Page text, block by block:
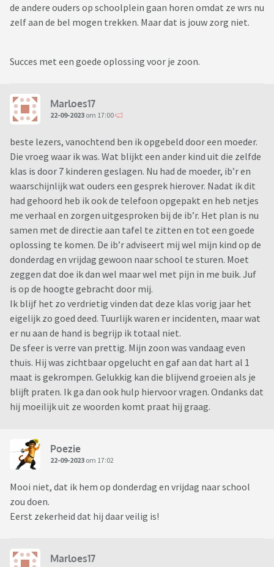
de andere ouders op schoolplein gaan horen omdat ze wrs nu
zelf aan de bel mogen trekken. Maar dat is jouw zorg niet.
Succes met een goede oplossing voor je zoon.
Marloes17
22-09-2023 om 17:00
beste lezers, vanochtend ben ik opgebeld door een moeder.
Die vroeg waar ik was. Wat blijkt een ander kind uit die zelfde
klas is door 7 kinderen geslagen. Nu had de moeder, ib’r en
waarschijnlijk wat ouders een gesprek hierover. Nadat ik dit
had gehoord heb ik ook de telefoon opgepakt en heb netjes
me verhaal en zorgen uitgesproken bij de ib’r. Het plan is nu
samen met de directie aan tafel te zitten en tot een goede
oplossing te komen. De ib’r adviseert mij wel mijn kind op de
donderdag en vrijdag gewoon naar school te sturen. Moet
zeggen dat doe ik dan wel maar wel met pijn in me buik. Juf
is op de hoogte gebracht door mij.
Ik blijf het zo verdrietig vinden dat deze klas vorig jaar het
eigelijk zo goed deed. Tuurlijk waren er incidenten, maar wat
er nu aan de hand is begrijp ik totaal niet.
De sfeer is verre van prettig. Mijn zoon was vandaag even
thuis. Hij was zichtbaar opgelucht en gaf aan dat hart al 1
maat is gekrompen. Gelukkig kan die blijvend groeien als je
blijft praten. Ik ga dan ook hulp hiervoor vragen. Ondanks dat
hij moeilijk uit ze woorden komt praat hij graag.
Poezie
22-09-2023 om 17:02
Mooi niet, dat ik hem op donderdag en vrijdag naar school
zou doen.
Eerst zekerheid dat hij daar veilig is!
Marloes17